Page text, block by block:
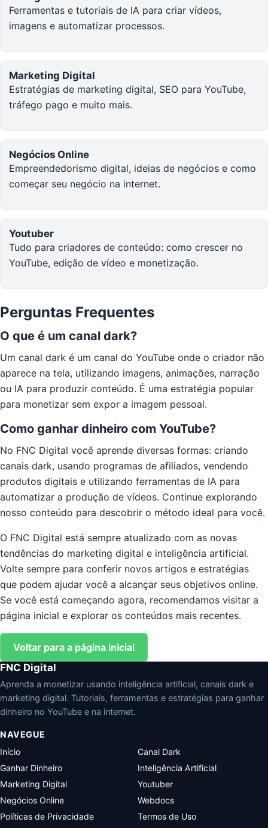
Ferramentas e tutoriais de IA para criar vídeos,
imagens e automatizar processos.
Marketing Digital
Estratégias de marketing digital, SEO para YouTube,
tráfego pago e muito mais.
Negócios Online
Empreendedorismo digital, ideias de negócios e como
começar seu negócio na internet.
Youtuber
Tudo para criadores de conteúdo: como crescer no
YouTube, edição de vídeo e monetização.
Perguntas Frequentes
O que é um canal dark?
Um canal dark é um canal do YouTube onde o criador não
aparece na tela, utilizando imagens, animações, narração
ou IA para produzir conteúdo. É uma estratégia popular
para monetizar sem expor a imagem pessoal.
Como ganhar dinheiro com YouTube?
No FNC Digital você aprende diversas formas: criando
canais dark, usando programas de afiliados, vendendo
produtos digitais e utilizando ferramentas de IA para
automatizar a produção de vídeos. Continue explorando
nosso conteúdo para descobrir o método ideal para você.
O FNC Digital está sempre atualizado com as novas
tendências do marketing digital e inteligência artificial.
Volte sempre para conferir novos artigos e estratégias
que podem ajudar você a alcançar seus objetivos online.
Se você está começando agora, recomendamos visitar a
página inicial e explorar os conteúdos mais recentes.
Voltar para a página inicial
FNC Digital
Aprenda a monetizar usando inteligência artificial, canais dark e
marketing digital. Tutoriais, ferramentas e estratégias para ganhar
dinheiro no YouTube e na internet.
NAVEGUE
Início
Canal Dark
Ganhar Dinheiro
Inteligência Artificial
Marketing Digital
Youtuber
Negócios Online
Webdocs
Políticas de Privacidade
Termos de Uso